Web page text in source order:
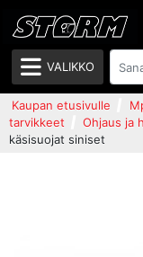
VALIKKO
Kaupan etusivulle
tarvikkeet
Ohjaus ja
käsisuojat siniset